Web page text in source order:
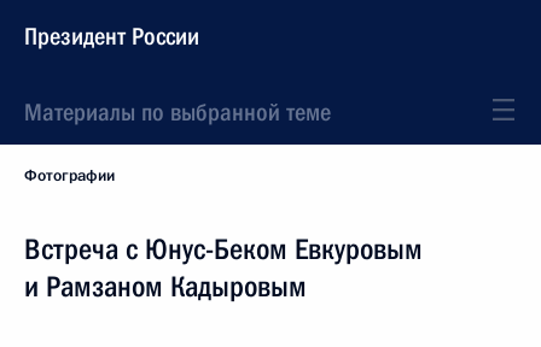
Президент России
Материалы по выбранной теме
Фотографии
Встреча с Юнус-Беком Евкуровым
и Рамзаном Кадыровым